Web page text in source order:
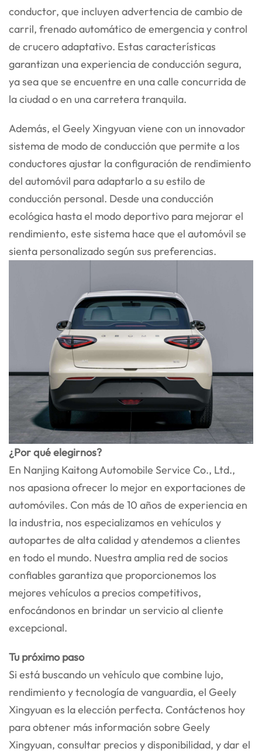
conductor, que incluyen advertencia de cambio de
carril, frenado automático de emergencia y control
de crucero adaptativo. Estas características
garantizan una experiencia de conducción segura,
ya sea que se encuentre en una calle concurrida de
la ciudad o en una carretera tranquila.
Además, el Geely Xingyuan viene con un innovador
sistema de modo de conducción que permite a los
conductores ajustar la configuración de rendimiento
del automóvil para adaptarlo a su estilo de
conducción personal. Desde una conducción
ecológica hasta el modo deportivo para mejorar el
rendimiento, este sistema hace que el automóvil se
sienta personalizado según sus preferencias.
¿Por qué elegirnos?
En Nanjing Kaitong Automobile Service Co., Ltd.,
nos apasiona ofrecer lo mejor en exportaciones de
automóviles. Con más de 10 años de experiencia en
la industria, nos especializamos en vehículos y
autopartes de alta calidad y atendemos a clientes
en todo el mundo. Nuestra amplia red de socios
confiables garantiza que proporcionemos los
mejores vehículos a precios competitivos,
enfocándonos en brindar un servicio al cliente
excepcional.
Tu próximo paso
Si está buscando un vehículo que combine lujo,
rendimiento y tecnología de vanguardia, el Geely
Xingyuan es la elección perfecta. Contáctenos hoy
para obtener más información sobre Geely
Xingyuan, consultar precios y disponibilidad, y dar el